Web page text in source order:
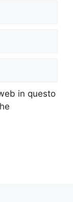
in questo